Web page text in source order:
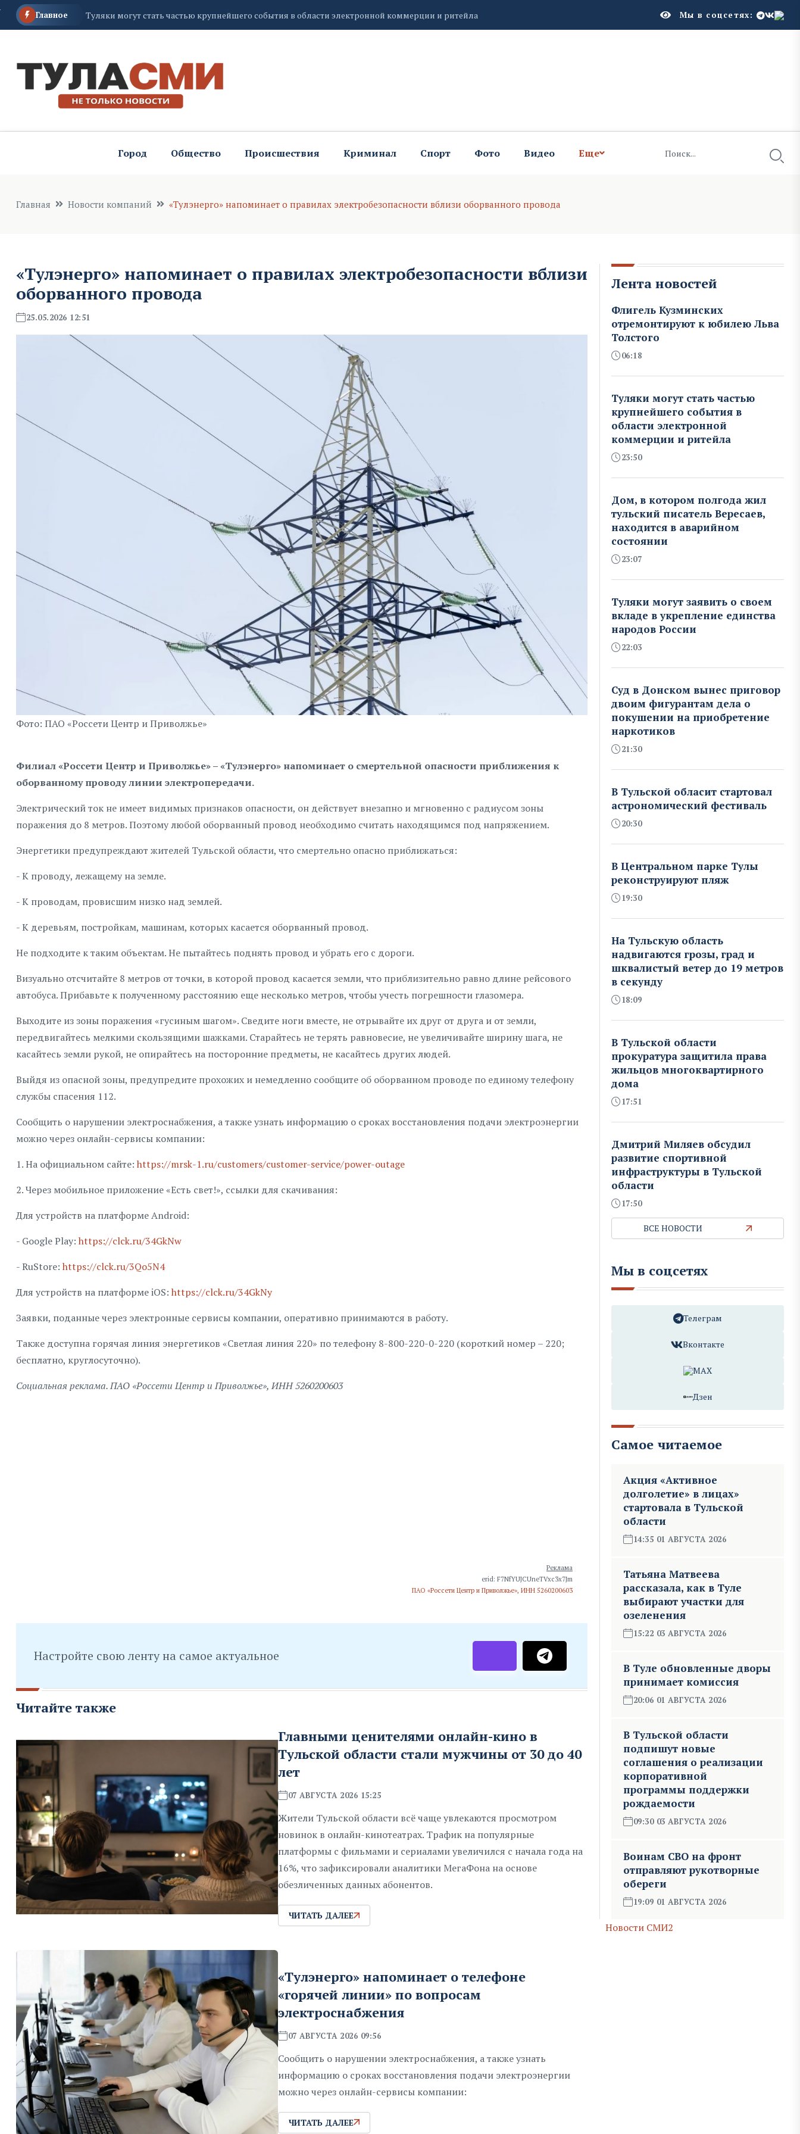
Главное Туляки могут стать частью крупнейшего события в области электронной коммерции и ритейла
Флигель Кузминских отремонтируют к юбилею Льва Толстого
Мы в соцсетях:
Город Общество Происшествия Криминал Спорт Фото Видео Еще
Главная Новости компаний «Тулэнерго» напоминает о правилах электробезопасности вблизи оборванного провода
«Тулэнерго» напоминает о правилах электробезопасности вблизи
оборванного провода
25.05.2026 12:51
Фото: ПАО «Россети Центр и Приволжье»
Филиал «Россети Центр и Приволжье» – «Тулэнерго» напоминает о смертельной опасности приближения к
оборванному проводу линии электропередачи.
Электрический ток не имеет видимых признаков опасности, он действует внезапно и мгновенно с радиусом зоны
поражения до 8 метров. Поэтому любой оборванный провод необходимо считать находящимся под напряжением.
Энергетики предупреждают жителей Тульской области, что смертельно опасно приближаться:
- К проводу, лежащему на земле.
- К проводам, провисшим низко над землей.
- К деревьям, постройкам, машинам, которых касается оборванный провод.
Не подходите к таким объектам. Не пытайтесь поднять провод и убрать его с дороги.
Визуально отсчитайте 8 метров от точки, в которой провод касается земли, что приблизительно равно длине рейсового
автобуса. Прибавьте к полученному расстоянию еще несколько метров, чтобы учесть погрешности глазомера.
Выходите из зоны поражения «гусиным шагом». Сведите ноги вместе, не отрывайте их друг от друга и от земли,
передвигайтесь мелкими скользящими шажками. Старайтесь не терять равновесие, не увеличивайте ширину шага, не
касайтесь земли рукой, не опирайтесь на посторонние предметы, не касайтесь других людей.
Выйдя из опасной зоны, предупредите прохожих и немедленно сообщите об оборванном проводе по единому телефону
службы спасения 112.
Сообщить о нарушении электроснабжения, а также узнать информацию о сроках восстановления подачи электроэнергии
можно через онлайн-сервисы компании:
1. На официальном сайте: https://mrsk-1.ru/customers/customer-service/power-outage
2. Через мобильное приложение «Есть свет!», ссылки для скачивания:
Для устройств на платформе Android:
- Google Play: https://clck.ru/34GkNw
- RuStore: https://clck.ru/3Qo5N4
Для устройств на платформе iOS: https://clck.ru/34GkNy
Заявки, поданные через электронные сервисы компании, оперативно принимаются в работу.
Также доступна горячая линия энергетиков «Светлая линия 220» по телефону 8-800-220-0-220 (короткий номер – 220;
бесплатно, круглосуточно).
Социальная реклама. ПАО «Россети Центр и Приволжье», ИНН 5260200603
Реклама
erid: F7NfYUJCUneTVxc3x7Jm
ПАО «Россети Центр и Приволжье», ИНН 5260200603
Настройте свою ленту на самое актуальное
Читайте также
Главными ценителями онлайн-кино в
Тульской области стали мужчины от 30 до 40
лет
07 АВГУСТА 2026 15:25
Жители Тульской области всё чаще увлекаются просмотром
новинок в онлайн-кинотеатрах. Трафик на популярные
платформы с фильмами и сериалами увеличился с начала года на
16%, что зафиксировали аналитики МегаФона на основе
обезличенных данных абонентов.
ЧИТАТЬ ДАЛЕЕ
«Тулэнерго» напоминает о телефоне
«горячей линии» по вопросам
электроснабжения
07 АВГУСТА 2026 09:56
Сообщить о нарушении электроснабжения, а также узнать
информацию о сроках восстановления подачи электроэнергии
можно через онлайн-сервисы компании:
ЧИТАТЬ ДАЛЕЕ
Лента новостей
Флигель Кузминских
отремонтируют к юбилею Льва
Толстого
06:18
Туляки могут стать частью
крупнейшего события в
области электронной
коммерции и ритейла
23:50
Дом, в котором полгода жил
тульский писатель Вересаев,
находится в аварийном
состоянии
23:07
Туляки могут заявить о своем
вкладе в укрепление единства
народов России
22:03
Суд в Донском вынес приговор
двоим фигурантам дела о
покушении на приобретение
наркотиков
21:30
В Тульской обласит стартовал
астрономический фестиваль
20:30
В Центральном парке Тулы
реконструируют пляж
19:30
На Тульскую область
надвигаются грозы, град и
шквалистый ветер до 19 метров
в секунду
18:09
В Тульской области
прокуратура защитила права
жильцов многоквартирного
дома
17:51
Дмитрий Миляев обсудил
развитие спортивной
инфраструктуры в Тульской
области
17:50
ВСЕ НОВОСТИ
Мы в соцсетях
Телеграм
Вконтакте
MAX
Дзен
Самое читаемое
Акция «Активное
долголетие» в лицах»
стартовала в Тульской
области
14:35 01 АВГУСТА 2026
Татьяна Матвеева
рассказала, как в Туле
выбирают участки для
озеленения
15:22 03 АВГУСТА 2026
В Туле обновленные дворы
принимает комиссия
20:06 01 АВГУСТА 2026
В Тульской области
подпишут новые
соглашения о реализации
корпоративной
программы поддержки
рождаемости
09:30 03 АВГУСТА 2026
Воинам СВО на фронт
отправляют рукотворные
обереги
19:09 01 АВГУСТА 2026
Новости СМИ2